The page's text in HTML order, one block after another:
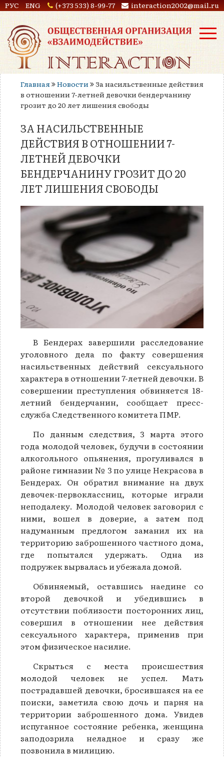
РУС ENG (+373 533) 8-99-77 interaction2002@mail.ru
Главная Новости
За насильственные действия
в отношении 7-летней девочки бендерчанину
грозит до 20 лет лишения свободы
ЗА НАСИЛЬСТВЕННЫЕ
ДЕЙСТВИЯ В ОТНОШЕНИИ 7-
ЛЕТНЕЙ ДЕВОЧКИ
БЕНДЕРЧАНИНУ ГРОЗИТ ДО 20
ЛЕТ ЛИШЕНИЯ СВОБОДЫ
В Бендерах завершили расследование
уголовного дела по факту совершения
насильственных действий сексуального
характера в отношении 7-летней девочки. В
совершении преступления обвиняется 18-
летний бендерчанин, сообщает пресс-
служба Следственного комитета ПМР.
По данным следствия, 3 марта этого
года молодой человек, будучи в состоянии
алкогольного опьянения, прогуливался в
районе гимназии № 3 по улице Некрасова в
Бендерах. Он обратил внимание на двух
девочек-первоклассниц, которые играли
неподалеку. Молодой человек заговорил с
ними, вошел в доверие, а затем под
надуманным предлогом заманил их на
территорию заброшенного частного дома,
где попытался удержать. Одна из
подружек вырвалась и убежала домой.
Обвиняемый, оставшись наедине со
второй девочкой и убедившись в
отсутствии поблизости посторонних лиц,
совершил в отношении нее действия
сексуального характера, применив при
этом физическое насилие.
Скрыться с места происшествия
молодой человек не успел. Мать
пострадавшей девочки, бросившаяся на ее
поиски, заметила свою дочь и парня на
территории заброшенного дома. Увидев
испуганное состояние ребенка, женщина
заподозрила неладное и сразу же
позвонила в милицию.